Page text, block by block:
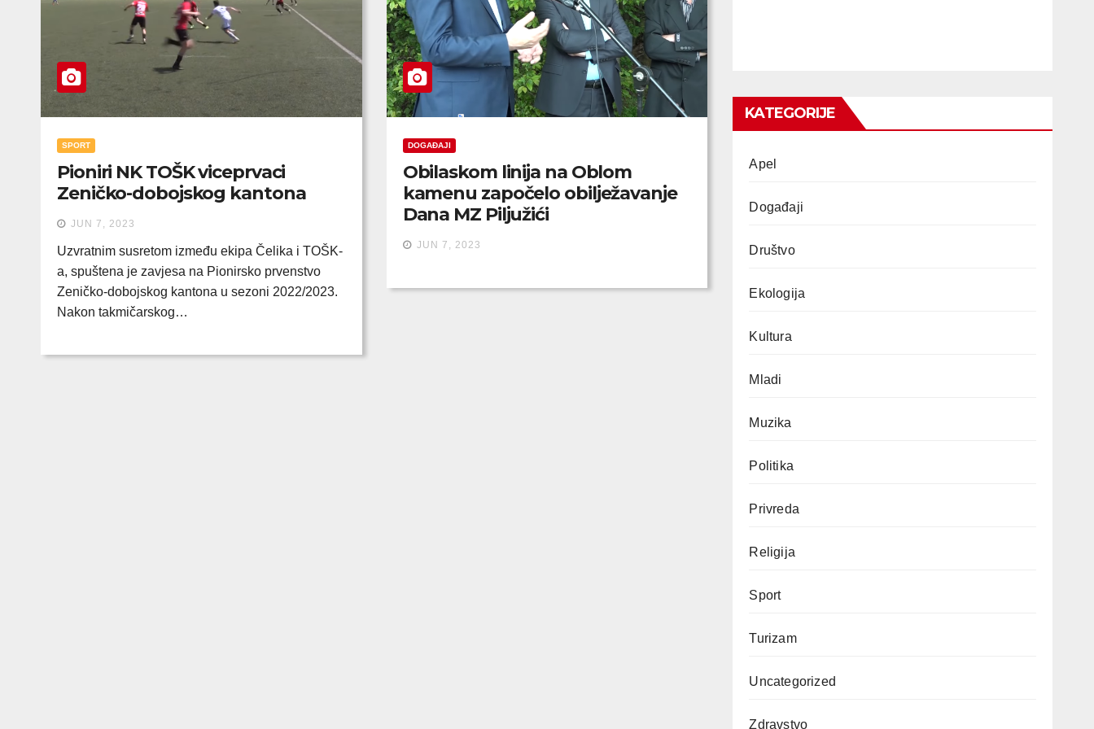
SPORT
Pioniri NK TOŠK viceprvaci
Zeničko-dobojskog kantona
JUN 7, 2023
Uzvratnim susretom između ekipa Čelika i TOŠK-
a, spuštena je zavjesa na Pionirsko prvenstvo
Zeničko-dobojskog kantona u sezoni 2022/2023.
Nakon takmičarskog…
DOGAĐAJI
Obilaskom linija na Oblom
kamenu započelo obilježavanje
Dana MZ Piljužići
JUN 7, 2023
KATEGORIJE
Apel
Događaji
Društvo
Ekologija
Kultura
Mladi
Muzika
Politika
Privreda
Religija
Sport
Turizam
Uncategorized
Zdravstvo